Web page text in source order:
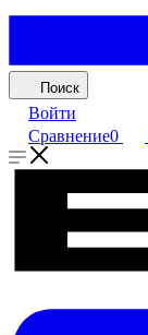
Поиск
Войти
Сравнение0